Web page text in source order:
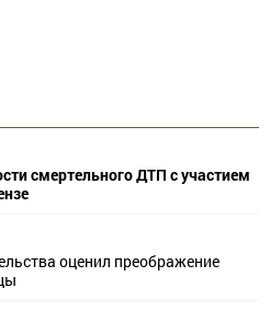
смертельного ДТП с участием
оценил преображение